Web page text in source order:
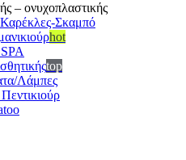
– ονυχοπλαστικής
Σκαμπό
hot
top
Λάμπες